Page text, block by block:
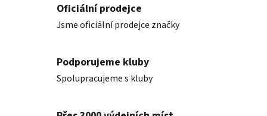
Oficiální prodejce
Jsme oficiální prodejce značky
Podporujeme kluby
Spolupracujeme s kluby